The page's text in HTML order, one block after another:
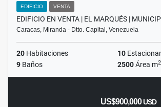
EDIFICIO VENTA
EDIFICIO EN VENTA | EL MARQUÉS |
Caracas, Miranda - Dtto. Capital, Venezuela
20 Habitaciones 10
9 Baños 2500Área m2
US$900,000USD